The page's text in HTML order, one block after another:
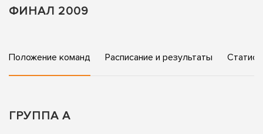
ФИНАЛ 2009
Положение команд Расписание и результаты
ГРУППА А